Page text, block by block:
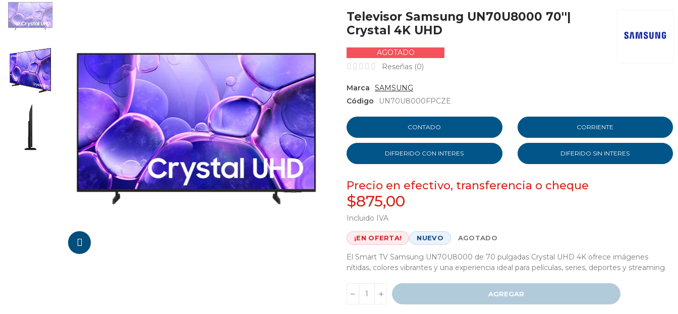
Televisor Samsung UN70U8000 70''|
Crystal 4K UHD
AGOTADO
Reseñas (0)
Marca
SAMSUNG
Código
UN70U8000FPCZE
CONTADO CORRIENTE
DIFRERIDO CON INTERES DIFERIDO SIN INTERES
Precio en efectivo, transferencia o cheque
$875,00
Incluido IVA
¡EN OFERTA! NUEVO AGOTADO
El Smart TV Samsung UN70U8000 de 70 pulgadas Crystal UHD 4K ofrece imágenes
nítidas, colores vibrantes y una experiencia ideal para películas, series, deportes y streaming.
AGREGAR